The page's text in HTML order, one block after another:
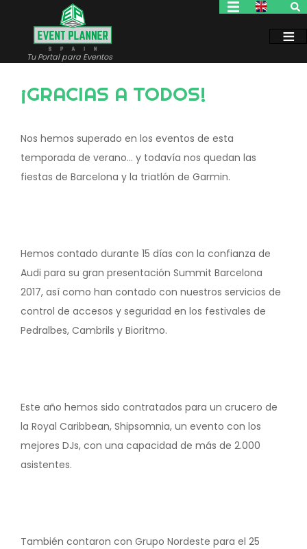
contenido
Tu Portal para Eventos
¡GRACIAS A TODOS!
Nos hemos superado en los eventos de esta
temporada de verano... y todavía nos quedan las
fiestas de Barcelona y la triatlón de Garmin.
Hemos contado durante 15 días con la confianza de
Audi para su gran presentación Summit Barcelona
2017, así como han contado con nuestros servicios de
control de accesos y seguridad en los festivales de
Pedralbes, Cambrils y Bioritmo.
Este año hemos sido contratados para un crucero de
la Royal Caribbean, Shipsomnia, un evento con los
mejores DJs, con una capacidad de más de 2.000
asistentes.
También contaron con Grupo Nordeste para el 25